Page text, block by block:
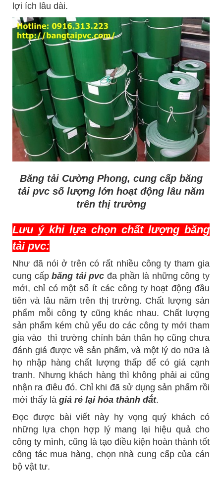
lợi ích lâu dài.
Băng tải Cường Phong, cung cấp băng
tải pvc số lượng lớn hoạt động lâu năm
trên thị trường
Lưu ý khi lựa chọn chất lượng băng
tải pvc:
Như đã nói ở trên có rất nhiều công ty tham gia
cung cấpbăng tải pvc đa phần là những công ty
mới, chỉ có một số ít các công ty hoạt động đầu
tiên và lâu năm trên thị trường. Chất lượng sản
phẩm mỗi công ty cũng khác nhau. Chất lượng
sản phẩm kém chủ yếu do các công ty mới tham
gia vào thì trường chính bản thân họ cũng chưa
đánh giá được về sản phẩm, và một lý do nữa là
họ nhập hàng chất lượng thấp để có giá cạnh
tranh. Nhưng khách hàng thì không phải ai cũng
nhận ra điêu đó. Chỉ khi đã sử dụng sản phẩm rồi
mới thấy là giá rẻ lại hóa thành đắt.
Đọc được bài viết này hy vọng quý khách có
những lựa chọn hợp lý mang lại hiệu quả cho
công ty mình, cũng là tạo điều kiện hoàn thành tốt
công tác mua hàng, chọn nhà cung cấp của cán
bộ vật tư.